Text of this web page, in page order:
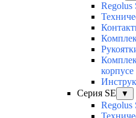
Regolus
Серия SE
▼
Regolus